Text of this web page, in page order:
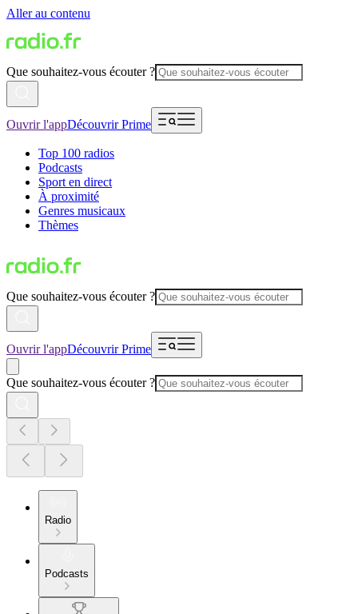
Aller au contenu
Que souhaitez-vous écouter ?
Ouvrir l'appDécouvrir Prime
Top 100 radios
Podcasts
Sport en direct
À proximité
Genres musicaux
Thèmes
Que souhaitez-vous écouter ?
Ouvrir l'appDécouvrir Prime
Que souhaitez-vous écouter ?
Radio
Podcasts